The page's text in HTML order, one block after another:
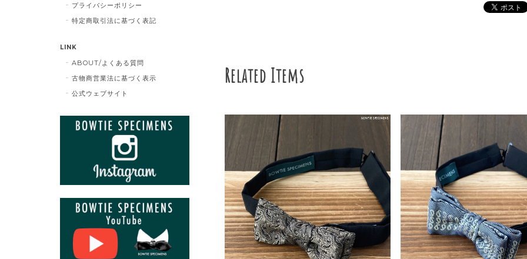
Related Items
プライバシーポリシー
特定商取引法に基づく表記
LINK
ABOUT/よくある質問
古物商営業法に基づく表示
公式ウェブサイト